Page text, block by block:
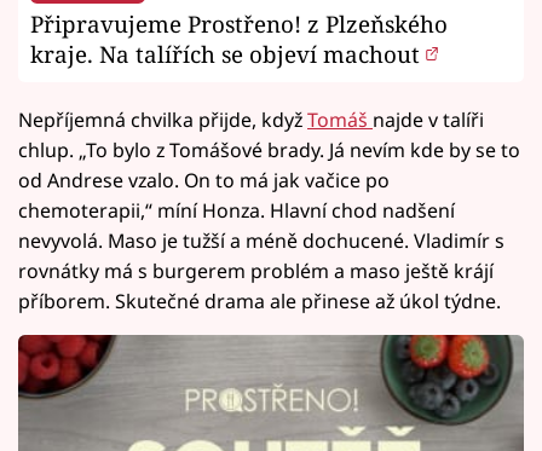
Připravujeme Prostřeno! z Plzeňského
kraje. Na talířích se objeví machout
Nepříjemná chvilka přijde, kdyžTomáš najde v talíři
chlup. „To bylo z Tomášové brady. Já nevím kde by se to
od Andrese vzalo. On to má jak vačice po
chemoterapii,“ míní Honza. Hlavní chod nadšení
nevyvolá. Maso je tužší a méně dochucené. Vladimír s
rovnátky má s burgerem problém a maso ještě krájí
příborem. Skutečné drama ale přinese až úkol týdne.